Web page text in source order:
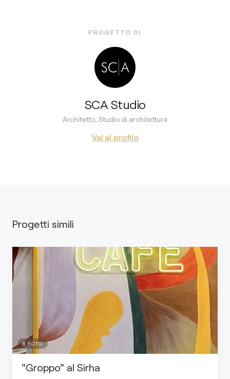
PROGETTO DI
SCA Studio
Architetto, Studio di architettura
Vai al profilo
Progetti simili
6 FOTO
"Groppo" al Sirha